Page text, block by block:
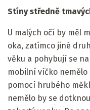
Stíny středně
U malých očí by měl
oka, zatímco jiné
věku a pohybují se
mobilní víčko
pomocí hrubého
nemělo by se